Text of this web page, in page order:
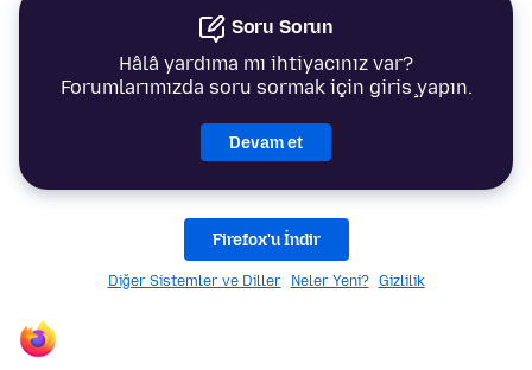
Soru Sorun
Hâlâ yardıma mı ihtiyacınız var?
Forumlarımızda soru sormak için giriş yapın.
Devam et
Firefox'u İndir
Diğer Sistemler ve Diller Neler Yeni? Gizlilik